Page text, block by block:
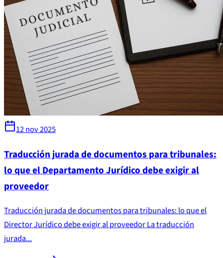
12 nov 2025
Traducción jurada de documentos para tribunales:
lo que el Departamento Jurídico debe exigir al
proveedor
Traducción jurada de documentos para tribunales: lo que el
Director Jurídico debe exigir al proveedor La traducción
jurada...